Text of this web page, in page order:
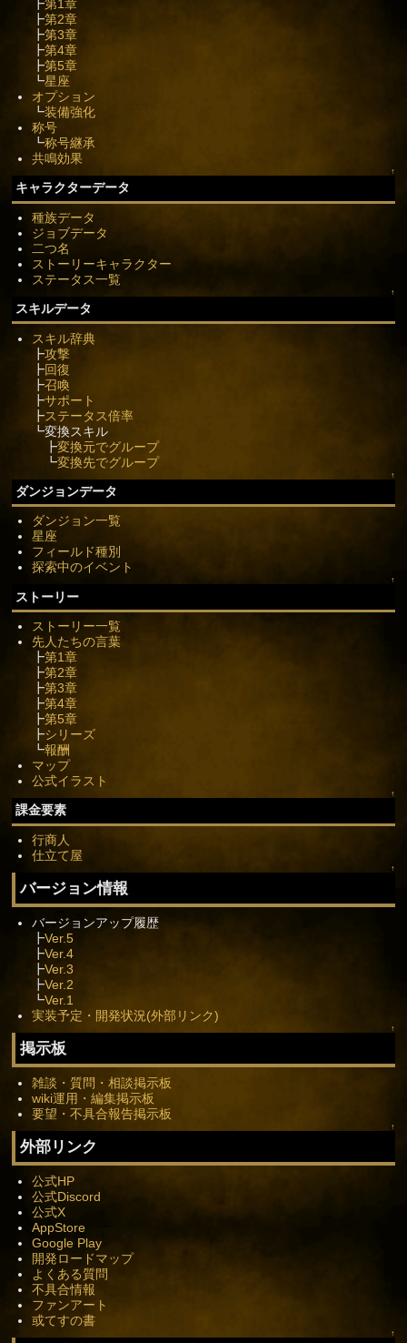
┣第1章
┣第2章
┣第3章
┣第4章
┣第5章
┗星座
オプション
┗装備強化
称号
┗称号継承
共鳴効果
↑
キャラクターデータ
種族データ
ジョブデータ
二つ名
ストーリーキャラクター
ステータス一覧
↑
スキルデータ
スキル辞典
┣攻撃
┣回復
┣召喚
┣サポート
┣ステータス倍率
┗変換スキル
┣変換元でグループ
┗変換先でグループ
↑
ダンジョンデータ
ダンジョン一覧
星座
フィールド種別
探索中のイベント
↑
ストーリー
ストーリー一覧
先人たちの言葉
┣第1章
┣第2章
┣第3章
┣第4章
┣第5章
┣シリーズ
┗報酬
マップ
公式イラスト
↑
課金要素
行商人
仕立て屋
↑
バージョン情報
バージョンアップ履歴
┣Ver.5
┣Ver.4
┣Ver.3
┣Ver.2
┗Ver.1
実装予定・開発状況(外部リンク)
↑
掲示板
雑談・質問・相談掲示板
wiki運用・編集掲示板
要望・不具合報告掲示板
↑
外部リンク
公式HP
公式Discord
公式X
AppStore
Google Play
開発ロードマップ
よくある質問
不具合情報
ファンアート
或てすの書
↑